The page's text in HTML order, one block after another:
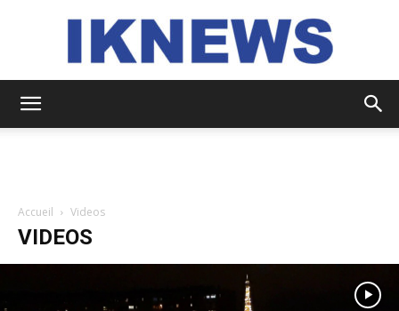
Accueil Videos
VIDEOS